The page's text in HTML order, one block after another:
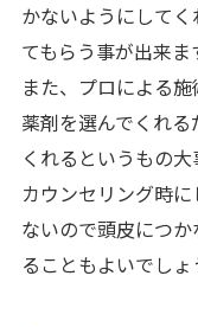
かないようにして
てもらう事が出来ま
また、プロによる
薬剤を選んでくれ
くれるというもの大
カウンセリング時
ないので頭皮につ
ることもよいでしょ